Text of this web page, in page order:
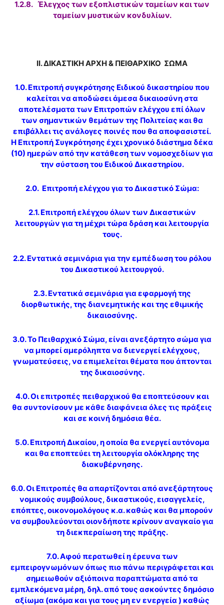
1.2.8. Έλεγχος των εξοπλιστικών ταμείων και των
ταμείων μυστικών κονδυλίων.
ΙΙ. ΔΙΚΑΣΤΙΚΗ ΑΡΧΗ & ΠΕΙΘΑΡΧΙΚΟ ΣΩΜΑ
1.0. Επιτροπή συγκρότησης Ειδικού δικαστηρίου που
καλείται να αποδώσει άμεσα δικαιοσύνη στα
αποτελέσματα των Επιτροπών ελέγχου επί όλων
των σημαντικών θεμάτων της Πολιτείας και θα
επιβάλλει τις ανάλογες ποινές που θα αποφασιστεί.
Η Επιτροπή Συγκρότησης έχει χρονικό διάστημα δέκα
(10) ημερών από την κατάθεση των νομοσχεδίων για
την σύσταση του Ειδικού Δικαστηρίου.
2.0. Επιτροπή ελέγχου για το Δικαστικό Σώμα:
2.1. Επιτροπή ελέγχου όλων των Δικαστικών
λειτουργών για τη μέχρι τώρα δράση και λειτουργία
τους.
2.2. Εντατικά σεμινάρια για την εμπέδωση του ρόλου
του Δικαστικού λειτουργού.
2.3. Εντατικά σεμινάρια για εφαρμογή της
διορθωτικής, της διανεμητικής και της εθιμικής
δικαιοσύνης.
3.0. Το Πειθαρχικό Σώμα, είναι ανεξάρτητο σώμα για
να μπορεί αμερόληπτα να διενεργεί ελέγχους,
γνωματεύσεις, να επιμελείται θέματα που άπτονται
της δικαιοσύνης.
4.0. Οι επιτροπές πειθαρχικού θα εποπτεύσουν και
θα συντονίσουν με κάθε διαφάνεια όλες τις πράξεις
και σε κοινή δημόσια θέα.
5.0. Επιτροπή Δικαίου, η οποία θα ενεργεί αυτόνομα
και θα εποπτεύει τη λειτουργία ολόκληρης της
διακυβέρνησης.
6.0. Οι Επιτροπές θα απαρτίζονται από ανεξάρτητους
νομικούς συμβούλους, δικαστικούς, εισαγγελείς,
επόπτες, οικονομολόγους κ.α. καθώς και θα μπορούν
να συμβουλεύονται οιονδήποτε κρίνουν αναγκαίο για
τη διεκπεραίωση της πράξης.
7.0. Αφού περατωθεί η έρευνα των
εμπειρογνωμόνων όπως πιο πάνω περιγράφεται και
σημειωθούν αξιόποινα παραπτώματα από τα
εμπλεκόμενα μέρη, δηλ. από τους ασκούντες δημόσιο
αξίωμα (ακόμα και για τους μη εν ενεργεία ) καθώς